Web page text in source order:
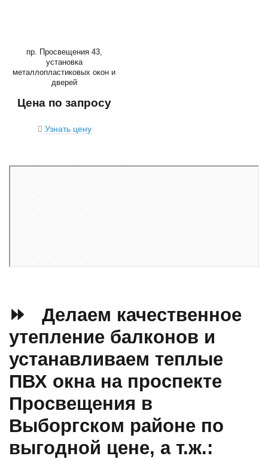
пр. Просвещения 43,
установка
металлопластиковых окон и
дверей
Цена по запросу
Узнать цену
⏩ Делаем качественное
утепление балконов и
устанавливаем теплые
ПВХ окна на проспекте
Просвещения в
Выборгском районе по
выгодной цене, а т.ж.: